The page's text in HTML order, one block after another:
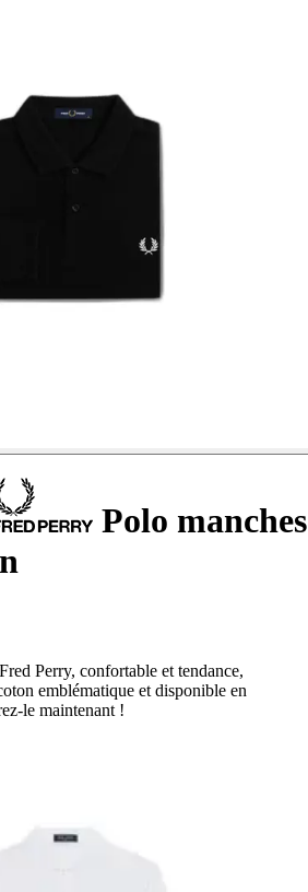
Polo manches
Perry, confortable et tendance,
emblématique et disponible en
le maintenant !